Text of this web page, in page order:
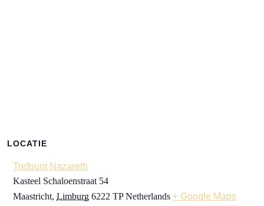
LOCATIE
Trefpunt Nazareth
Kasteel Schaloenstraat 54
Maastricht, Limburg 6222 TP Netherlands + Google Maps